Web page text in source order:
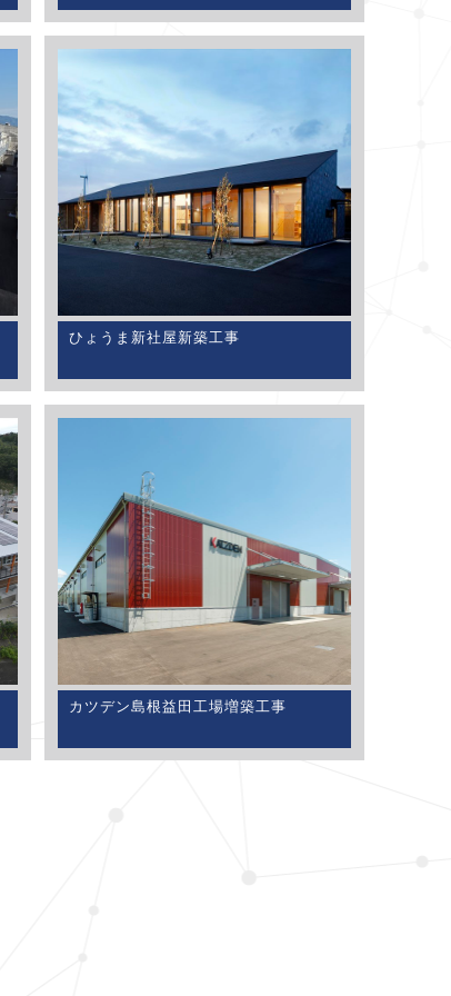
ひょうま新社屋新築工事
カツデン島根益田工場増築工事